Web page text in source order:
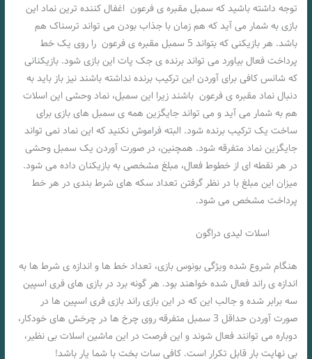
توجه داشته باشید که سمبل مقبره ی فرعون اغفال کننده ترین نماد این
بازی به شمار می آید که هم زمان با جذاب بودن می تواند ترسناک هم
باشد. هر بازیکنی که بتواند 5 سمبل مقبره ی فرعون را روی یک خط
پرداخت فعال بیاورد می تواند برنده ی جک پات این بازی شود. بازیکنانی
که شانس کافی برای آوردن این ترکیب برنده نداشته باشند نیز باز باید به
دنبال نماد مقبره ی فرعون باشند زیرا این سمبل، نماد وحشی این اسلات
هم به شمار می آید و می تواند جایگزین همه ی سمبل های بازی برای
ساخت یک ترکیب برنده شود. البته فراموش نکنید که این نماد نمی تواند
جایگزین نماد متفرقه شود. همچنین، در صورت آوردن یک سمبل وحشی
در هر نقطه ای از خطوط فعال، مبلغ مشخصی به بازیکنان داده می شود.
میزان این مبلغ با در نظر گرفتن تعداد سکه های شرط بندی در هر خط
پرداخت مشخص می شود.
اسلات لیدی دراگون
هنگام شروع شده ویژگی بونوس بازی، تعداد خط ها و اندازه ی شرط ها به
اندازه ی راند فعال شده خواهند بود. هر گونه برد در بازی های فری اسپین
سه برابر شده و جالب این که در این بازی راند بازی فری اسپین ها در
صورت آوردن حداقل 3 سمبل متفرقه روی چرخ ها در چرخش های خودکار،
دوباره می توانند فعال شوند و این فرصت در این ماشین اسلات بی نظیر،
بی نهایت بار قابل تکرار است. کافی سات بخت با شما یار باشد!